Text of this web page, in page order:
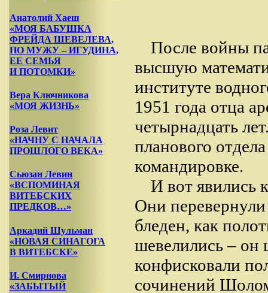
Анатолий Хаеш
«МОЯ БАБУШКА
ФРЕЙДА ШЕВЕЛЕВА,
ПО МУЖУ – ИГУДИНА,
ЕЕ СЕМЬЯ
И ПОТОМКИ»
Вера Ключникова
«МОЯ ЖИЗНЬ»
Роза Левит
«НАЧНУ С НАЧАЛА
ПРОШЛОГО ВЕКА»
Сьюзан Левин
«ВСПОМИНАЯ
ВИТЕБСКИХ
ПРЕДКОВ…»
Аркадий Шульман
«НОВАЯ СИНАГОГА
В ВИТЕБСКЕ»
И. Смирнова
«ЗАБЫТЫЙ
После войны
высшую
институте
1951 года отца
четырнадцать
планового
командировке.
И вот явились
Они
бледен, как
шевелились – он
конфисковали
сочинений